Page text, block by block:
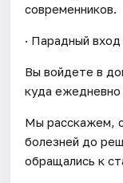
современников.
· Парадный
Вы войдете в
куда ежедневно
Мы расскажем,
болезней до
обращались к